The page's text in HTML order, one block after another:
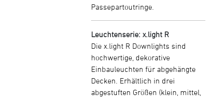
Passepartoutringe.
Leuchtenserie: x.light R
Die x.light R Downlights sind
hochwertige, dekorative
Einbauleuchten für abgehängte
Decken. Erhältlich in drei
abgestuften Größen (klein, mittel,